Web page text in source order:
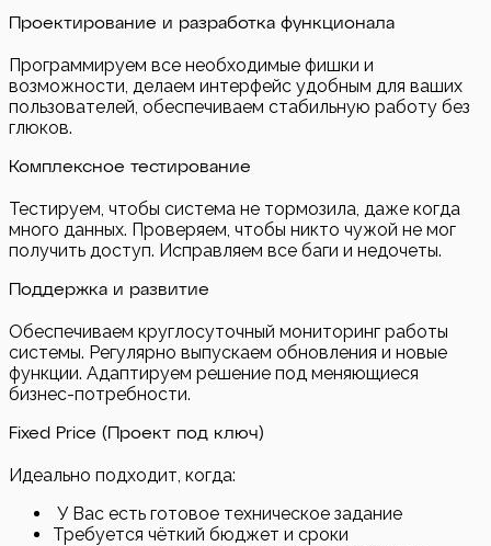
Проектирование и разработка функционала
Программируем все необходимые фишки и
возможности, делаем интерфейс удобным для ваших
пользователей, обеспечиваем стабильную работу без
глюков.
Комплексное тестирование
Тестируем, чтобы система не тормозила, даже когда
много данных. Проверяем, чтобы никто чужой не мог
получить доступ. Исправляем все баги и недочеты.
Поддержка и развитие
Обеспечиваем круглосуточный мониторинг работы
системы. Регулярно выпускаем обновления и новые
функции. Адаптируем решение под меняющиеся
бизнес-потребности.
Fixed Price (Проект под ключ)
Идеально подходит, когда:
У Вас есть готовое техническое задание
Требуется чёткий бюджет и сроки